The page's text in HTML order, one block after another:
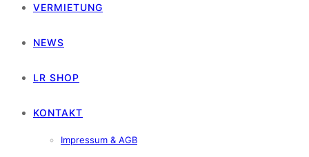
VERMIETUNG
NEWS
LR SHOP
KONTAKT
Impressum & AGB